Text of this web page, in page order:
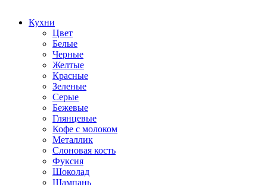
Кухни
Цвет
Белые
Черные
Желтые
Красные
Зеленые
Серые
Бежевые
Глянцевые
Кофе с молоком
Металлик
Слоновая кость
Фуксия
Шоколад
Шампань